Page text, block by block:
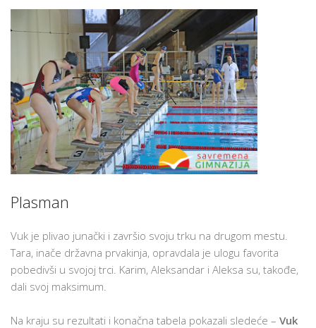
Plasman
Vuk je plivao junački i završio svoju trku na drugom mestu.
Tara, inače državna prvakinja, opravdala je ulogu favorita
pobedivši u svojoj trci. Karim, Aleksandar i Aleksa su, takođe,
dali svoj maksimum.
Na kraju su rezultati i konačna tabela pokazali sledeće – Vuk